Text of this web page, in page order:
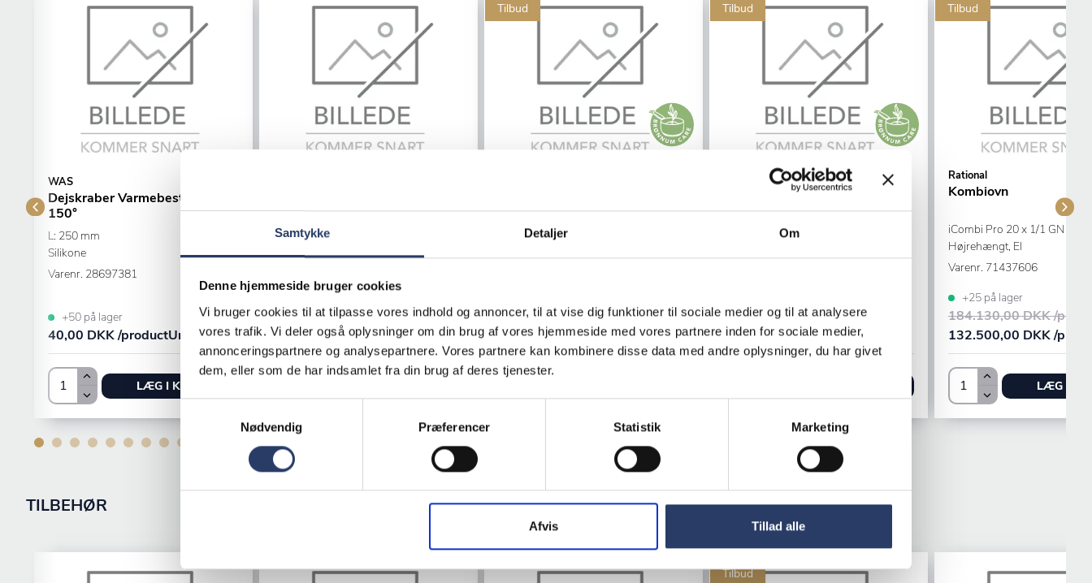
Samtykke Detaljer Om
Denne hjemmeside bruger cookies
Vi bruger cookies til at tilpasse vores indhold og annoncer, til at vise dig funktioner til sociale medier og til at analysere
vores trafik. Vi deler også oplysninger om din brug af vores hjemmeside med vores partnere inden for sociale medier,
annonceringspartnere og analysepartnere. Vores partnere kan kombinere disse data med andre oplysninger, du har givet
dem, eller som de har indsamlet fra din brug af deres tjenester.
Nødvendig
Præferencer Statistik Marketing
Afvis Tillad alle
WAS
Dejskraber Varmebestandig
150°
L: 250 mm
Silikone
Varenr. 28697381
+50 på lager
40,00 DKK /productUnit
LÆG I KURV
Ø: 260 mm
Stål
+10 på lager
216,00 DKK /productUnit
Tilbud
iCombi Pro 10 x 1/1 GN
108.200,00 DKK /productUnit
72.500,00 DKK /productUnit
Tilbud
iCombi Classic 10 x 1/1 GN
87.250,00 DKK /productUnit
62.800,00 DKK /productUnit
Tilbud
Rational
Kombiovn
iCombi Pro 20 x 1/1 GN
Højrehængt, El
Varenr. 71437606
+25 på lager
184.130,00 DKK /
132.500,00 DKK /
LÆG I
TILBEHØR
Tilbud